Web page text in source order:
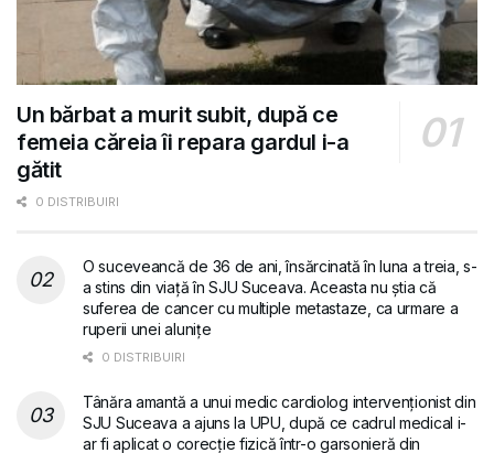
Un bărbat a murit subit, după ce
femeia căreia îi repara gardul i-a
gătit
0 DISTRIBUIRI
O suceveancă de 36 de ani, însărcinată în luna a treia, s-
a stins din viață în SJU Suceava. Aceasta nu știa că
suferea de cancer cu multiple metastaze, ca urmare a
ruperii unei alunițe
0 DISTRIBUIRI
Tânăra amantă a unui medic cardiolog intervenționist din
SJU Suceava a ajuns la UPU, după ce cadrul medical i-
ar fi aplicat o corecție fizică într-o garsonieră din